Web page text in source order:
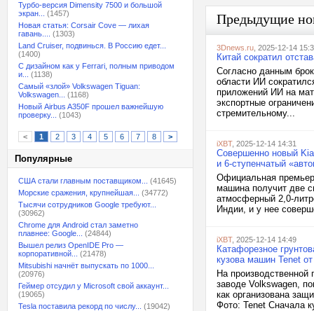
Турбо-версия Dimensity 7500 и большой
экран...
(1457)
Новая статья: Corsair Cove — лихая
гавань....
(1303)
Land Cruiser, подвинься. В Россию едет...
(1400)
С дизайном как у Ferrari, полным приводом
и...
(1138)
Самый «злой» Volkswagen Tiguan:
Volkswagen...
(1168)
Новый Airbus A350F прошел важнейшую
проверку...
(1043)
< 1 2 3 4 5 6 7 8 >
Популярные
США стали главным поставщиком...
(41645)
Морские сражения, крупнейшая...
(34772)
Тысячи сотрудников Google требуют...
(30962)
Chrome для Android стал заметно
плавнее: Google...
(24844)
Вышел релиз OpenIDE Pro —
корпоративной...
(21478)
Mitsubishi начнёт выпускать по 1000...
(20976)
Геймер отсудил у Microsoft свой аккаунт...
(19065)
Tesla поставила рекорд по числу...
(19042)
Предыдущие
3Dnews.ru , 2025-12-14
Китай сократил
Согласно данным
области ИИ
приложений ИИ на
экспортные
стремительному...
iXBT, 2025-12-14 14:31
Совершенно новый
и 6-ступенчатый
Официальная
машина получит две
атмосферный 2,0-
Индии, и у нее
iXBT, 2025-12-14 14:49
Катафорезное
кузова машин Tenet от
На
заводе Volkswagen,
как организована
Фото: Tenet Сначала